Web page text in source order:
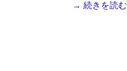
→ 続きを読む